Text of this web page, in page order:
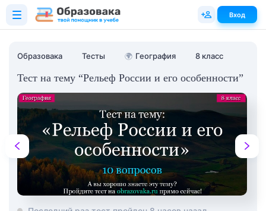
Образовака Тесты 🌍 География 8 класс
Тест на тему “Рельеф России и его особенности”
Вход